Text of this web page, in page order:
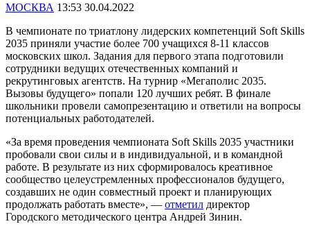
МОСКВА 13:53 30.04.2022
В чемпионате по триатлону лидерских компетенций Soft Skills
2035 приняли участие более 700 учащихся 8-11 классов
московских школ. Задания для первого этапа подготовили
сотрудники ведущих отечественных компаний и
рекрутинговых агентств. На турнир «Мегаполис 2035.
Вызовы будущего» попали 120 лучших ребят. В финале
школьники провели самопрезентацию и ответили на вопросы
потенциальных работодателей.
«За время проведения чемпионата Soft Skills 2035 участники
пробовали свои силы и в индивидуальной, и в командной
работе. В результате из них сформировалось креативное
сообщество целеустремленных профессионалов будущего,
создавших не один совместный проект и планирующих
продолжать работать вместе», — отметил директор
Городского методического центра Андрей Зинин.